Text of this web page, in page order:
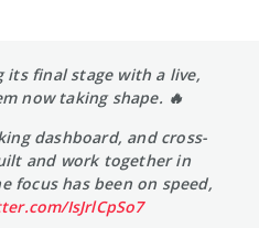
its final stage with a live,
now taking shape. 🔥
dashboard, and cross-
and work together in
focus has been on speed,
IsJrlCpSo7